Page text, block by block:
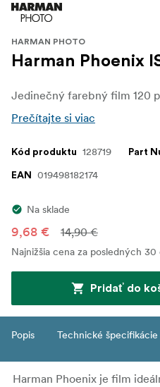
HARMAN PHOTO
Harman Phoenix
Prečítajte si viac
Kód produktu 128719 Part
EAN 019498182174
Na sklade
9,68 € 14,90 €
Najnižšia cena za posledných 30
Pridať do
Popis Technické špecifikácie
Harman Phoenix je film